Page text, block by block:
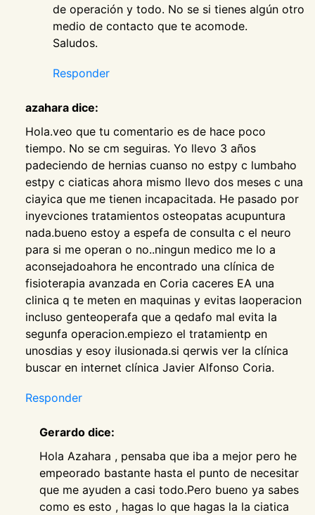
de operación y todo. No se si tienes algún otro
medio de contacto que te acomode.
Saludos.
Responder
azahara dice:
Hola.veo que tu comentario es de hace poco
tiempo. No se cm seguiras. Yo llevo 3 años
padeciendo de hernias cuanso no estpy c lumbaho
estpy c ciaticas ahora mismo llevo dos meses c una
ciayica que me tienen incapacitada. He pasado por
inyevciones tratamientos osteopatas acupuntura
nada.bueno estoy a espefa de consulta c el neuro
para si me operan o no..ningun medico me lo a
aconsejadoahora he encontrado una clínica de
fisioterapia avanzada en Coria caceres EA una
clinica q te meten en maquinas y evitas laoperacion
incluso genteoperafa que a qedafo mal evita la
segunfa operacion.empiezo el tratamientp en
unosdias y esoy ilusionada.si qerwis ver la clínica
buscar en internet clínica Javier Alfonso Coria.
Responder
Gerardo dice:
Hola Azahara , pensaba que iba a mejor pero he
empeorado bastante hasta el punto de necesitar
que me ayuden a casi todo.Pero bueno ya sabes
como es esto , hagas lo que hagas la la ciatica